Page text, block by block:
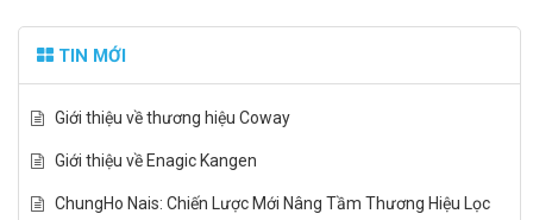
TIN MỚI
Giới thiệu về thương hiệu Coway
Giới thiệu về Enagic Kangen
ChungHo Nais: Chiến Lược Mới Nâng Tầm Thương Hiệu Lọc